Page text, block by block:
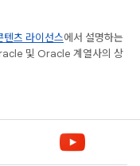
텐츠 라이선스에서 설명하는
및 Oracle 계열사의 상